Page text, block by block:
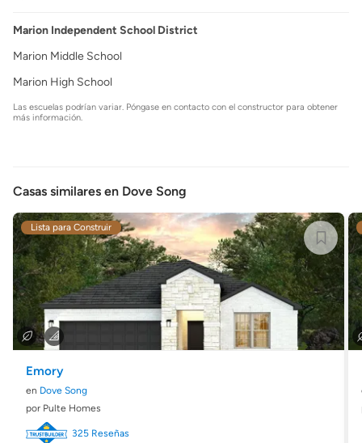
Marion Independent School District
Marion Middle School
Marion High School
Las escuelas podrían variar. Póngase en contacto con el constructor para obtener
más información.
Casas similares en Dove Song
Lista para Construir
Emory
en Dove Song
por Pulte Homes
325 Reseñas